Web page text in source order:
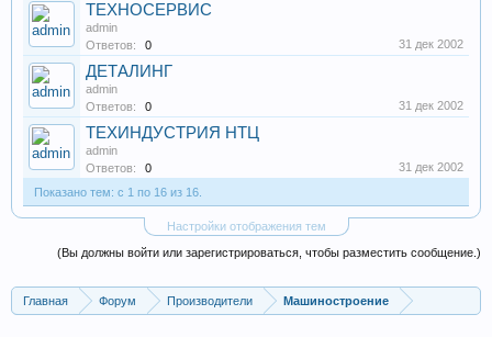
ТЕХНОСЕРВИС
admin
Ответов:
0 31 дек 2002
ДЕТАЛИНГ
admin
Ответов:
0 31 дек 2002
ТЕХИНДУСТРИЯ НТЦ
admin
Ответов:
0
31 дек 2002
Показано тем: с 1 по 16 из 16.
Настройки отображения тем
(Вы должны войти или зарегистрироваться, чтобы разместить сообщение.)
Главная Форум Производители Машиностроение